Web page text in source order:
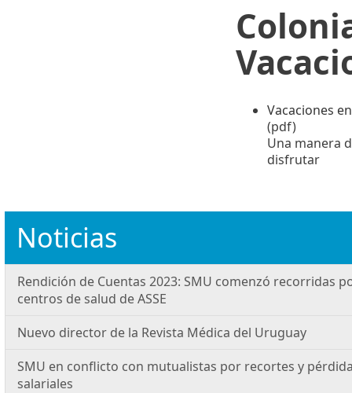
Vacaciones
(pdf)
Una manera
disfrutar
Noticias
Rendición de Cuentas 2023: SMU comenzó recorridas
centros de salud de ASSE
Nuevo director de la Revista Médica del Uruguay
SMU en conflicto con mutualistas por recortes y
salariales